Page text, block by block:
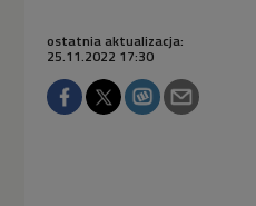
ostatnia aktualizacja:
25.11.2022 17:30